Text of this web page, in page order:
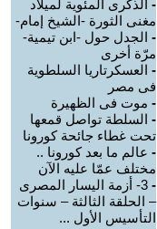
- الذكرى المئوية لميلاد
مغنى الثورة -الشيخ إمام-
- الجدل حول -ابن تيمية-
مرّة أخرى
- العسكرتاريا السلطوية
فى مصر
- موت فى الظهيرة
- السلطة تواصل قمعها
تحت غطاء جائحة كورونا
- عالم ما بعد كورونا ..
مختلف عمّا عليه الآن
-
3- أزمة اليسار المصرى
– الحلقة الثالثة – سنوات
التأسيس الأول ...